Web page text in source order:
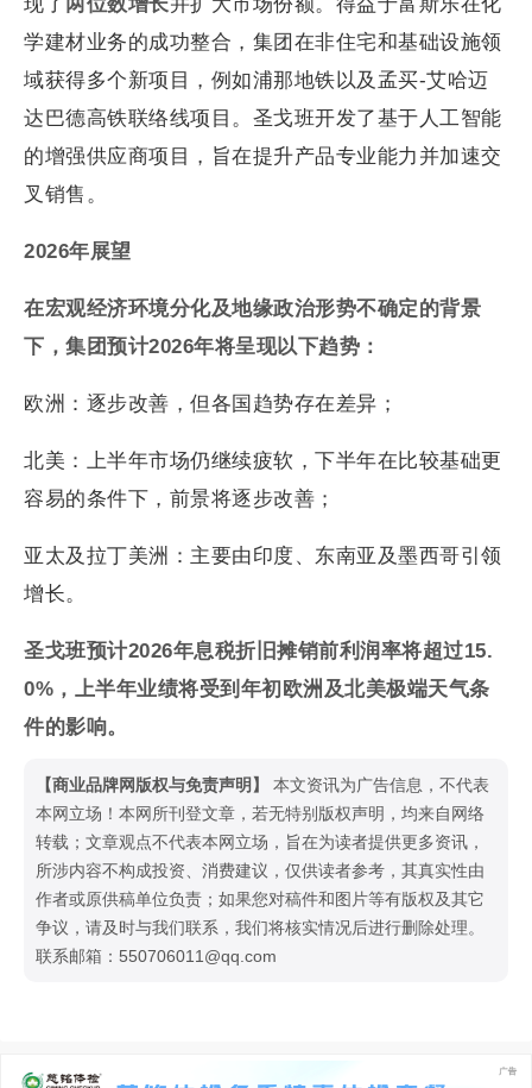
学建材业务的成功整合，集团在非住宅和基础设施领
域获得多个新项目，例如浦那地铁以及孟买-艾哈迈
达巴德高铁联络线项目。圣戈班开发了基于人工智能
的增强供应商项目，旨在提升产品专业能力并加速交
叉销售。
2026年展望
在宏观经济环境分化及地缘政治形势不确定的背景
下，集团预计2026年将呈现以下趋势：
欧洲：逐步改善，但各国趋势存在差异；
北美：上半年市场仍继续疲软，下半年在比较基础更
容易的条件下，前景将逐步改善；
亚太及拉丁美洲：主要由印度、东南亚及墨西哥引领
增长。
圣戈班预计2026年息税折旧摊销前利润率将超过15.
0% ，上半年业绩将受到年初欧洲及北美极端天气条
件的影响。
【商业品牌网版权与免责声明】
本文资讯为广告信息，不代表
本网立场！本网所刊登文章，若无特别版权声明，均来自网络
转载；文章观点不代表本网立场，旨在为读者提供更多资讯，
所涉内容不构成投资、消费建议，仅供读者参考，其真实性由
作者或原供稿单位负责；如果您对稿件和图片等有版权及其它
争议，请及时与我们联系，我们将核实情况后进行删除处理。
联系邮箱：550706011@qq.com